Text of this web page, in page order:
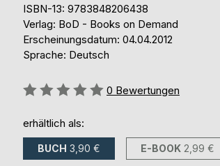
ISBN-13: 9783848206438
Verlag: BoD - Books on Demand
Erscheinungsdatum: 04.04.2012
Sprache: Deutsch
Bewertung::
0 Bewertungen
erhältlich als:
BUCH 3,90 € E-BOOK 2,99 €